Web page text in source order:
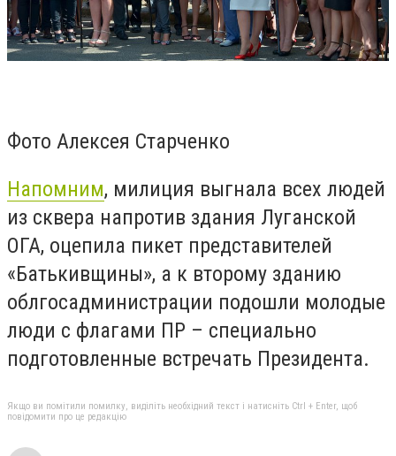
Фото Алексея Старченко
Напомним, милиция выгнала всех людей
из сквера напротив здания Луганской
ОГА, оцепила пикет представителей
«Батькивщины», а к второму зданию
облгосадминистрации подошли молодые
люди с флагами ПР – специально
подготовленные встречать Президента.
Якщо ви помітили помилку, виділіть необхідний текст і натисніть Ctrl + Enter, щоб
повідомити про це редакцію